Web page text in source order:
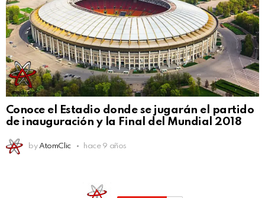
Conoce el Estadio donde se jugarán el partido
de inauguración y la Final del Mundial 2018
by AtomClic hace 9 años